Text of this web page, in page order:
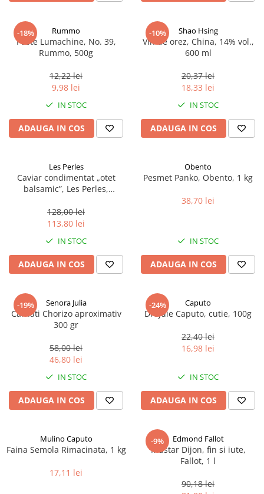
-18% Rummo
Paste Lumachine, No. 39,
Rummo, 500g
12,22 lei
9,98 lei
IN STOC
ADAUGA IN COS
-10% Shao Hsing
Vin de orez, China, 14% vol.,
600 ml
20,37 lei
18,33 lei
IN STOC
ADAUGA IN COS
Les Perles
Caviar condimentat „otet
balsamic”, Les Perles,
sferice, 200 g
128,00 lei
113,80 lei
IN STOC
ADAUGA IN COS
Obento
Pesmet Panko, Obento, 1 kg
38,70 lei
IN STOC
ADAUGA IN COS
-19% Senora Julia
Carnati Chorizo aproximativ
300 gr
58,00 lei
46,80 lei
IN STOC
ADAUGA IN COS
-24% Caputo
Drojdie Caputo, cutie, 100g
22,40 lei
16,98 lei
IN STOC
ADAUGA IN COS
Mulino Caputo
Faina Semola Rimacinata, 1 kg
17,11 lei
-9% Edmond Fallot
Mustar Dijon, fin si iute,
Fallot, 1 l
90,18 lei